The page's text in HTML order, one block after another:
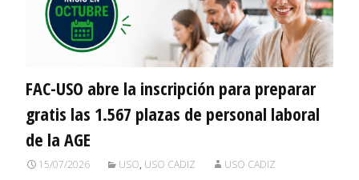
FAC-USO abre la inscripción para preparar
gratis las 1.567 plazas de personal laboral
de la AGE
15/07/2026 USO, USO CADIZ USO CADIZ